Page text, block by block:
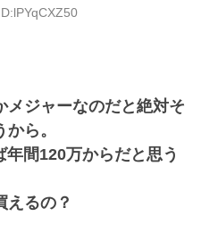
メジャーなのだと絶対そ
ら。
間120万からだと思う
えるの？